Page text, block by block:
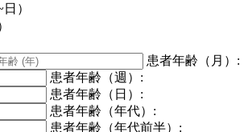
）
患者年齢（月）:
患者年齢（週）:
患者年齢（日）:
患者年齢（年代）:
患者年齢（年代前半）: